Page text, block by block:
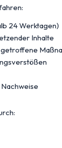
24 Werktagen)
Inhalte